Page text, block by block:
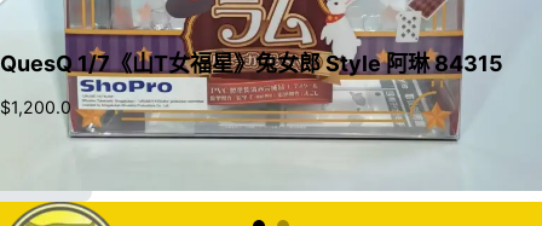
QuesQ 1/7《山T女福星》兔女郎 Style 阿琳 84315
$1,200.0